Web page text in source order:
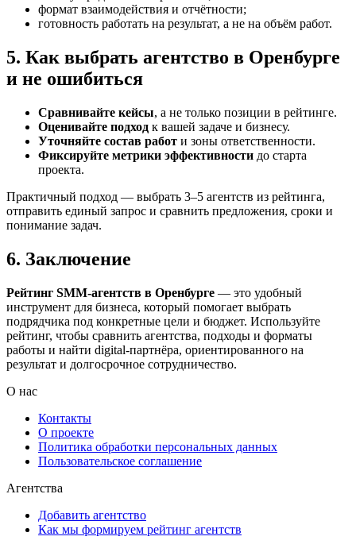
формат взаимодействия и отчётности;
готовность работать на результат, а не на объём работ.
5. Как выбрать агентство в Оренбурге
и не ошибиться
Сравнивайте кейсы, а не только позиции в рейтинге.
Оценивайте подход к вашей задаче и бизнесу.
Уточняйте состав работ и зоны ответственности.
Фиксируйте метрики эффективности до старта
проекта.
Практичный подход — выбрать 3–5 агентств из рейтинга,
отправить единый запрос и сравнить предложения, сроки и
понимание задач.
6. Заключение
Рейтинг SMM‑агентств в Оренбурге — это удобный
инструмент для бизнеса, который помогает выбрать
подрядчика под конкретные цели и бюджет. Используйте
рейтинг, чтобы сравнить агентства, подходы и форматы
работы и найти digital-партнёра, ориентированного на
результат и долгосрочное сотрудничество.
О нас
Контакты
О проекте
Политика обработки персональных данных
Пользовательское соглашение
Агентства
Добавить агентство
Как мы формируем рейтинг агентств